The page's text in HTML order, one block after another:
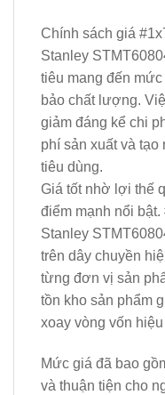
Chính sách giá
Stanley
tiêu mang đến
bảo chất lượng.
giảm đáng kể chi
phí sản xuất và
tiêu dùng.
Giá tốt nhờ lợi thế
điểm mạnh nổi
Stanley
trên dây chuyền
từng đơn vị sản
tồn kho sản phẩm
xoay vòng vốn
Mức giá đã bao
và thuận tiện cho